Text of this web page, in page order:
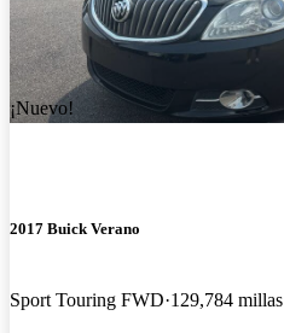
¡Nuevo!
2017 Buick Verano
Sport Touring FWD 129,784 millas